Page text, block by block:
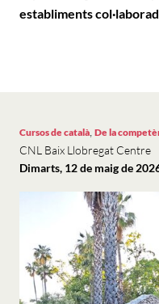
establiments
Cursos de català, De la
CNL Baix Llobregat Centre
Dimarts, 12 de maig de